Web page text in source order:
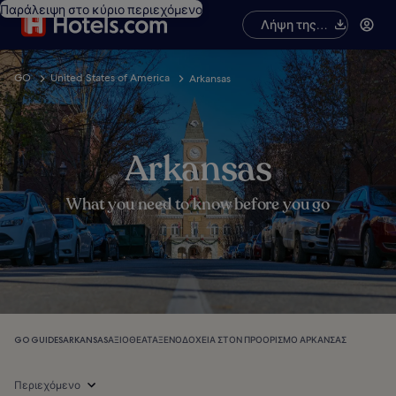
Παράλειψη στο κύριο περιεχόμενο
Λήψη της
εφαρμογής
GO United States of America Arkansas
Arkansas
What you need to know before you go
GO GUIDESARKANSASΑΞΙΟΘΈΑΤΑΞΕΝΟΔΟΧΕΊΑ ΣΤΟΝ ΠΡΟΟΡΙΣΜΌ ΑΡΚΆΝΣΑΣ
Περιεχόμενο